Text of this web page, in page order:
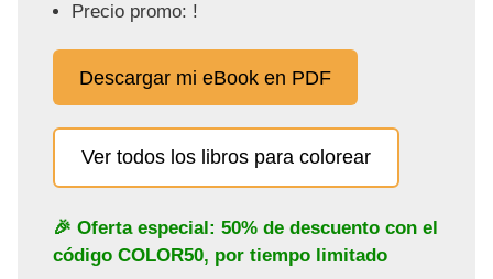
Precio promo: !
Descargar mi eBook en PDF
Ver todos los libros para colorear
🎉 Oferta especial: 50% de descuento con el
código COLOR50, por tiempo limitado